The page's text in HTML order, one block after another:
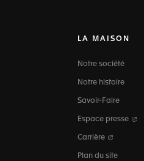
LA MAISON
Notre société
Notre histoire
Savoir-Faire
Espace presse
Carrière
Plan du site